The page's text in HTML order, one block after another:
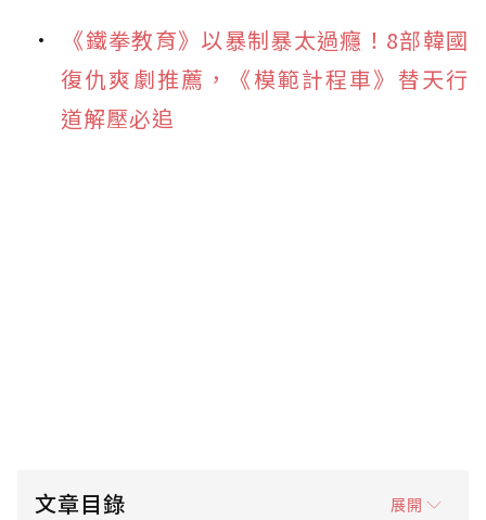
《鐵拳教育》以暴制暴太過癮！8部韓國
復仇爽劇推薦，《模範計程車》替天行
道解壓必追
文章目錄 展開